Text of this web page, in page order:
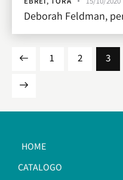
Deborah Feldman,
1 2 3
HOME
CATALOGO